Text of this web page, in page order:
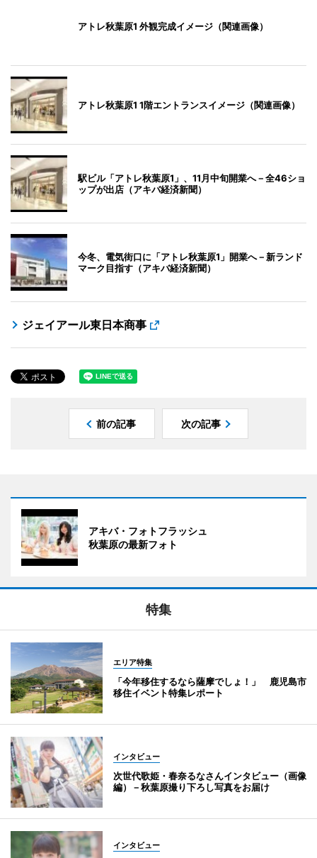
アトレ秋葉原1 外観完成イメージ（関連画像）
アトレ秋葉原1 1階エントランスイメージ（関連画像）
駅ビル「アトレ秋葉原1」、11月中旬開業へ－全46ショ
ップが出店（アキバ経済新聞）
今冬、電気街口に「アトレ秋葉原1」開業へ－新ランド
マーク目指す（アキバ経済新聞）
ジェイアール東日本商事
前の記事 次の記事
アキバ・フォトフラッシュ
秋葉原の最新フォト
特集
エリア特集
「今年移住するなら薩摩でしょ！」 鹿児島市
移住イベント特集レポート
インタビュー
次世代歌姫・春奈るなさんインタビュー（画像
編）－秋葉原撮り下ろし写真をお届け
インタビュー